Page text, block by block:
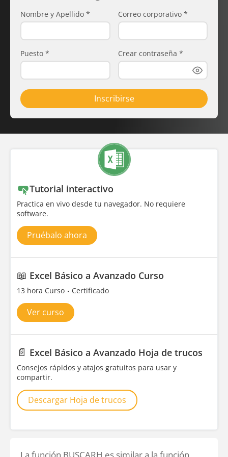
Nombre y Apellido * Correo corporativo *
Puesto * Crear contraseña *
Inscribirse
Tutorial interactivo
Practica en vivo desde tu navegador. No requiere
software.
Pruébalo ahora
📖 Excel Básico a Avanzado Curso
13 hora Curso Certificado
Ver curso
📄 Excel Básico a Avanzado Hoja de trucos
Consejos rápidos y atajos gratuitos para usar y
compartir.
Descargar Hoja de trucos